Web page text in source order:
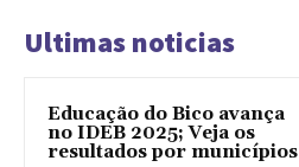
Ultimas noticias
Educação do Bico avança
no IDEB 2025; Veja os
resultados por municípios